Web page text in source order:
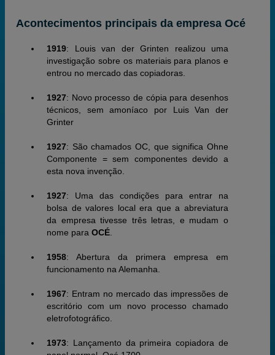
Acontecimentos principais da empresa Océ
1919: Louis van der Grinten realizou uma
investigação sobre os materiais para planos e
entrou no mercado das copiadoras.
1927: Novo processo de cópia para desenhos
técnicos, sem amoníaco por Luis Van der
Grinter
1927: São chamados OC, que significa Ohne
Componente = sem componentes devido a
esta nova invenção.
1927: Uma das condições para entrar na
bolsa de valores local era que a abreviatura
da empresa tivesse três letras, e mudam o
nome para OCÉ
1958: Abertura da primera empresa em
funcionamento na Alemanha.
1967: Entram no mercado das impressões de
escritório com um novo processo chamado
eletrofotográfico.
1973: Lançamento da primeira copiadora de